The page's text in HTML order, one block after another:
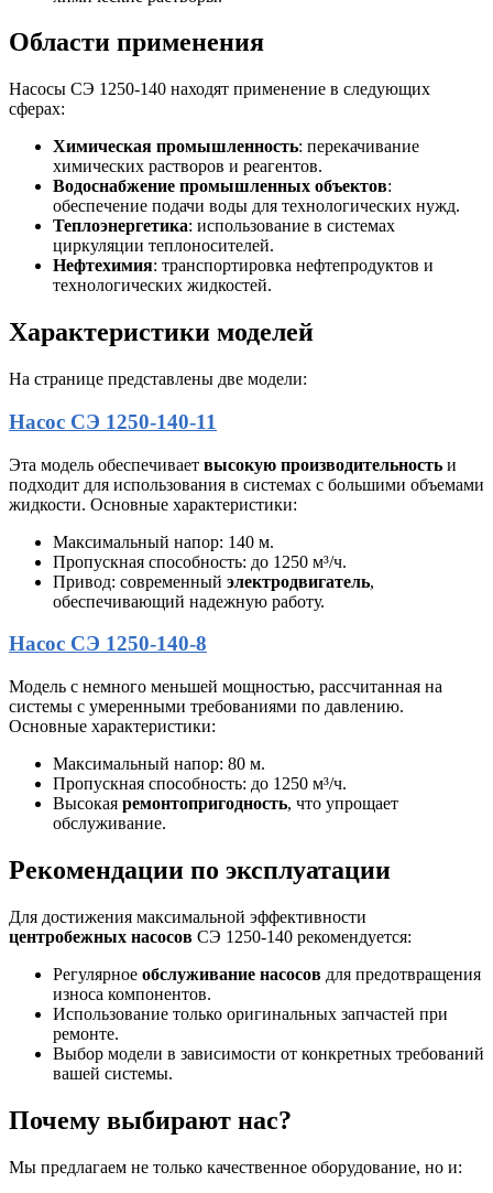
Области применения
Насосы СЭ 1250-140 находят применение в следующих
сферах:
Химическая промышленность: перекачивание
химических растворов и реагентов.
Водоснабжение промышленных объектов:
обеспечение подачи воды для технологических нужд.
Теплоэнергетика: использование в системах
циркуляции теплоносителей.
Нефтехимия: транспортировка нефтепродуктов и
технологических жидкостей.
Характеристики моделей
На странице представлены две модели:
Насос СЭ 1250-140-11
Эта модель обеспечивает высокую производительность и
подходит для использования в системах с большими объемами
жидкости. Основные характеристики:
Максимальный напор: 140 м.
Пропускная способность: до 1250 м³/ч.
Привод: современный электродвигатель,
обеспечивающий надежную работу.
Насос СЭ 1250-140-8
Модель с немного меньшей мощностью, рассчитанная на
системы с умеренными требованиями по давлению.
Основные характеристики:
Максимальный напор: 80 м.
Пропускная способность: до 1250 м³/ч.
Высокая ремонтопригодность, что упрощает
обслуживание.
Рекомендации по эксплуатации
Для достижения максимальной эффективности
центробежных насосов СЭ 1250-140 рекомендуется:
Регулярное обслуживание насосов для предотвращения
износа компонентов.
Использование только оригинальных запчастей при
ремонте.
Выбор модели в зависимости от конкретных требований
вашей системы.
Почему выбирают нас?
Мы предлагаем не только качественное оборудование, но и: